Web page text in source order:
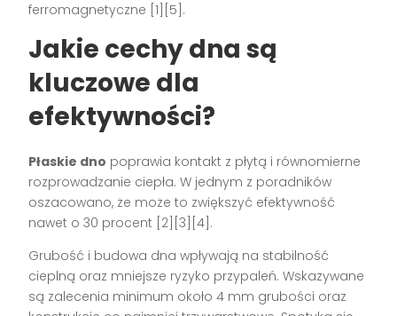
ferromagnetyczne [1][5].
Jakie cechy dna są
kluczowe dla
efektywności?
Płaskie dno poprawia kontakt z płytą i równomierne
rozprowadzanie ciepła. W jednym z poradników
oszacowano, że może to zwiększyć efektywność
nawet o 30 procent [2][3][4].
Grubość i budowa dna wpływają na stabilność
cieplną oraz mniejsze ryzyko przypaleń. Wskazywane
są zalecenia minimum około 4 mm grubości oraz